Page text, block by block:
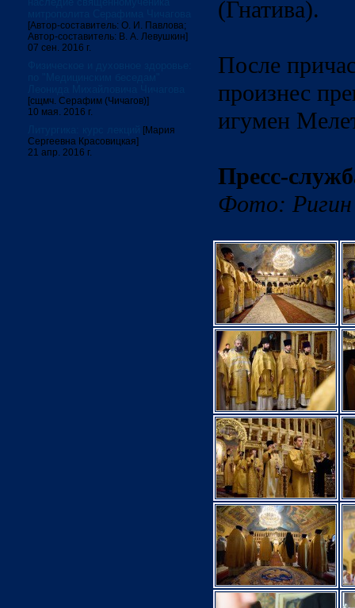
[Автор-составитель: О. И. Павлова;
Автор-составитель: В. А. Левушкин]
07 сен. 2016 г.
[сщмч. Серафим (Чичагов)]
10 мая. 2016 г.
[Мария
Сергеевна Красовицкая]
21 апр. 2016 г.
(Гнатива).
После
произнес
игумен
Пресс-
Фото: